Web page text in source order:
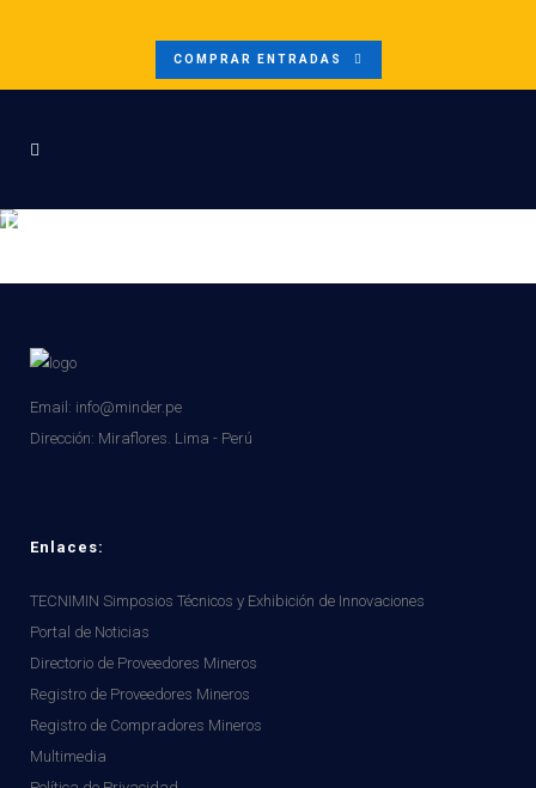
COMPRAR ENTRADAS
Email: info@minder.pe
Dirección: Miraflores. Lima - Perú
Enlaces:
TECNIMIN Simposios Técnicos y Exhibición de Innovaciones
Portal de Noticias
Directorio de Proveedores Mineros
Registro de Proveedores Mineros
Registro de Compradores Mineros
Multimedia